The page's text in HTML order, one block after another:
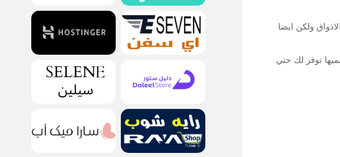
ولكن ايضا
توفر لك حتي